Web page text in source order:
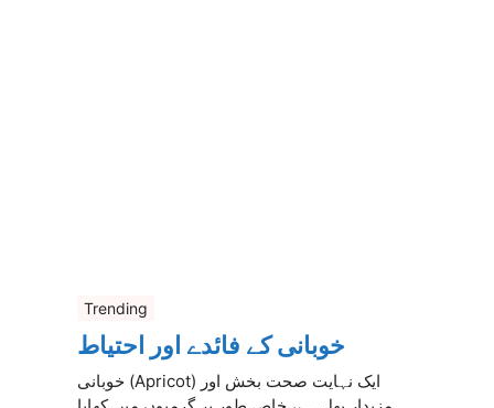
Trending
خوبانی کے فائدے اور احتیاط
خوبانی (Apricot) ایک نہایت صحت بخش اور